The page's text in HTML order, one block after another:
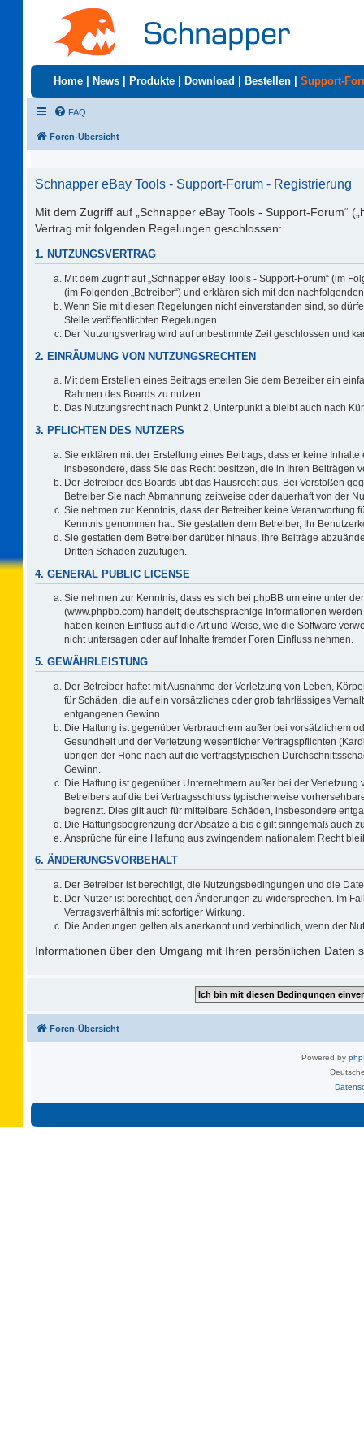
Home News Produkte Download Bestellen Support-
FAQ
Foren-Übersicht
Schnapper eBay Tools - Support-Forum - Registrierung
Mit dem Zugriff auf „Schnapper eBay Tools - Support-Forum“
Vertrag mit folgenden Regelungen geschlossen:
1. NUTZUNGSVERTRAG
Mit dem Zugriff auf „Schnapper eBay Tools - Support-Forum“ (im
(im Folgenden „Betreiber“) und erklären sich mit den
Wenn Sie mit diesen Regelungen nicht einverstanden sind, so
Stelle veröffentlichten Regelungen.
Der Nutzungsvertrag wird auf unbestimmte Zeit geschlossen und
2. EINRÄUMUNG VON NUTZUNGSRECHTEN
Mit dem Erstellen eines Beitrags erteilen Sie dem Betreiber ein
Rahmen des Boards zu nutzen.
Das Nutzungsrecht nach Punkt 2, Unterpunkt a bleibt auch nach
3. PFLICHTEN DES NUTZERS
Sie erklären mit der Erstellung eines Beitrags, dass er keine
insbesondere, dass Sie das Recht besitzen, die in Ihren Beiträgen
Der Betreiber des Boards übt das Hausrecht aus. Bei Verstößen
Betreiber Sie nach Abmahnung zeitweise oder dauerhaft von der
Sie nehmen zur Kenntnis, dass der Betreiber keine Verantwortung
Kenntnis genommen hat. Sie gestatten dem Betreiber, Ihr
Sie gestatten dem Betreiber darüber hinaus, Ihre Beiträge
Dritten Schaden zuzufügen.
4. GENERAL PUBLIC LICENSE
Sie nehmen zur Kenntnis, dass es sich bei phpBB um eine unter der
(www.phpbb.com) handelt; deutschsprachige Informationen
haben keinen Einfluss auf die Art und Weise, wie die Software
nicht untersagen oder auf Inhalte fremder Foren Einfluss nehmen.
5. GEWÄHRLEISTUNG
Der Betreiber haftet mit Ausnahme der Verletzung von Leben,
für Schäden, die auf ein vorsätzliches oder grob fahrlässiges
entgangenen Gewinn.
Die Haftung ist gegenüber Verbrauchern außer bei vorsätzlichem
Gesundheit und der Verletzung wesentlicher Vertragspflichten
übrigen der Höhe nach auf die vertragstypischen
Gewinn.
Die Haftung ist gegenüber Unternehmern außer bei der
Betreibers auf die bei Vertragsschluss typischerweise
begrenzt. Dies gilt auch für mittelbare Schäden, insbesondere
Die Haftungsbegrenzung der Absätze a bis c gilt sinngemäß auch
Ansprüche für eine Haftung aus zwingendem nationalem Recht
6. ÄNDERUNGSVORBEHALT
Der Betreiber ist berechtigt, die Nutzungsbedingungen und die
Der Nutzer ist berechtigt, den Änderungen zu widersprechen. Im
Vertragsverhältnis mit sofortiger Wirkung.
Die Änderungen gelten als anerkannt und verbindlich, wenn der
Informationen über den Umgang mit Ihren persönlichen Daten
Foren-Übersicht
Powered by